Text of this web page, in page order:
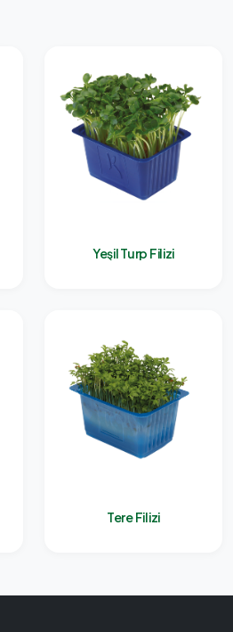
Yeşil Turp Filizi
Tere Filizi